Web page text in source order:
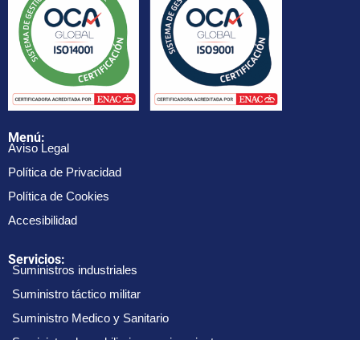
Menú:
Aviso Legal
Política de Privacidad
Política de Cookies
Accesibilidad
Servicios:
Suministros industriales
Suministro táctico militar
Suministro Medico y Sanitario